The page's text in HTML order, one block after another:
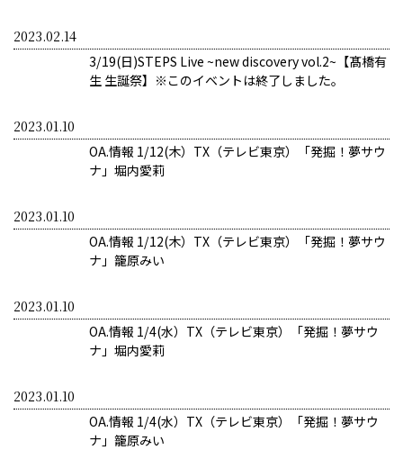
2023.02.14
3/19(日)STEPS Live ~new discovery vol.2~【髙橋有
生 生誕祭】※このイベントは終了しました。
2023.01.10
OA.情報 1/12(木）TX（テレビ東京）「発掘！夢サウ
ナ」堀内愛莉
2023.01.10
OA.情報 1/12(木）TX（テレビ東京）「発掘！夢サウ
ナ」籠原みい
2023.01.10
OA.情報 1/4(水）TX（テレビ東京）「発掘！夢サウ
ナ」堀内愛莉
2023.01.10
OA.情報 1/4(水）TX（テレビ東京）「発掘！夢サウ
ナ」籠原みい